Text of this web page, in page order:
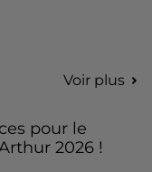
Voir plus
pour le
2026 !